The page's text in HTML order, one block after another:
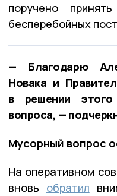
поручено
бесперебойных
— Благодарю
Новака и
в решении
вопроса, —
Мусорный вопрос
На оперативном
вновь обратил